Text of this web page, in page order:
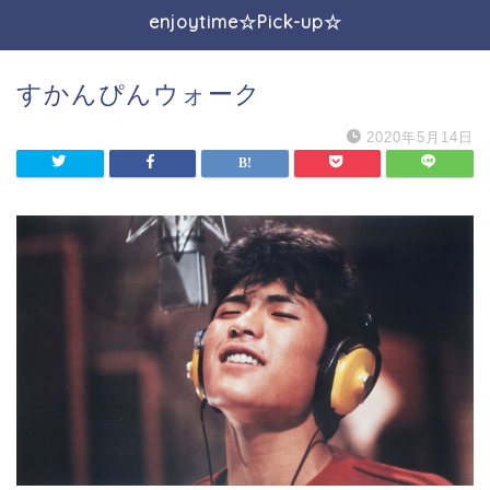
enjoytime☆Pick-up☆
すかんぴんウォーク
2020年5月14日